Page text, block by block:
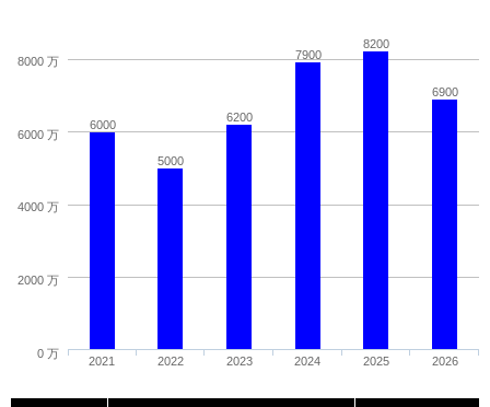
6000
5000
6200
7900
8200
6900
2021 2022 2023 2024 2025 2026
0 万
2000 万
4000 万
6000 万
8000 万